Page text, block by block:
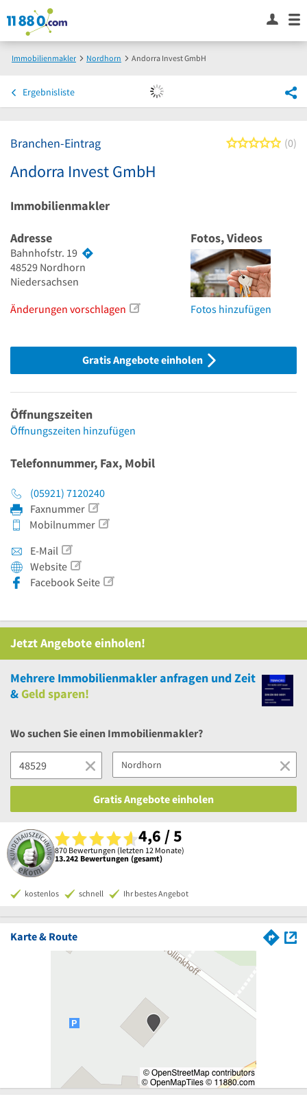
Immobilienmakler Nordhorn Andorra Invest GmbH
Ergebnisliste
Branchen-Eintrag 00
Andorra Invest GmbH
Immobilienmakler
Adresse
Bahnhofstr. 19
48529 Nordhorn
Niedersachsen
Änderungen vorschlagen
Fotos, Videos
Fotos hinzufügen
Gratis Angebote einholen
Öffnungszeiten
Öffnungszeiten hinzufügen
Telefonnummer, Fax, Mobil
(05921) 7120240
Faxnummer
Mobilnummer
E-Mail
Website
Facebook Seite
Jetzt Angebote einholen!
Mehrere Immobilienmakler anfragen und Zeit
&Geld sparen!
Wo suchen Sie einen Immobilienmakler?
Gratis Angebote einholen
4,6 / 5
870 Bewertungen (letzten 12 Monate)
13.242 Bewertungen (gesamt)
kostenlos schnell Ihr bestes Angebot
Karte & Route